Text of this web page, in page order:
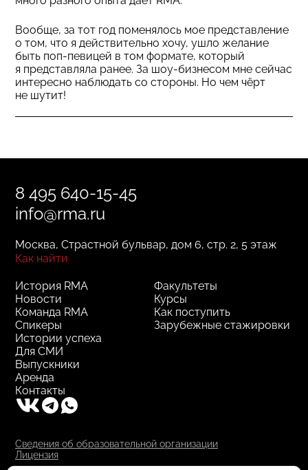
Вообще, за тот год поменялось мое представление
о том, что я действительно хочу, ушло желание
быть поп-певицей в том формате, который
я представляла ранее. За шоу-бизнесом мне сейчас
интересно наблюдать со стороны. Но чем чёрт
не шутит!
8 495 640-15-45
info@rma.ru
Москва, Страстной бульвар, дом 6, стр. 2, 5 этаж
Как найти
Факультеты
Курсы
Как поступить
Зарубежные стажировки
История RMA
Новости
Команда RMA
Спикеры
Истории успеха
Для СМИ
Выпускники
Аренда
Контакты
Сведения об образовательной организации
Лицензия